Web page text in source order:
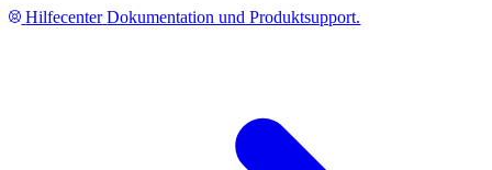
Hilfecenter Dokumentation und Produktsupport.